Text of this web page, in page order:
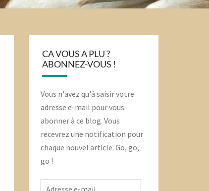
CA VOUS A PLU ?
ABONNEZ-VOUS !
Vous n'avez qu'à saisir votre
adresse e-mail pour vous
abonner à ce blog. Vous
recevrez une notification pour
chaque nouvel article. Go, go,
go !
Adresse